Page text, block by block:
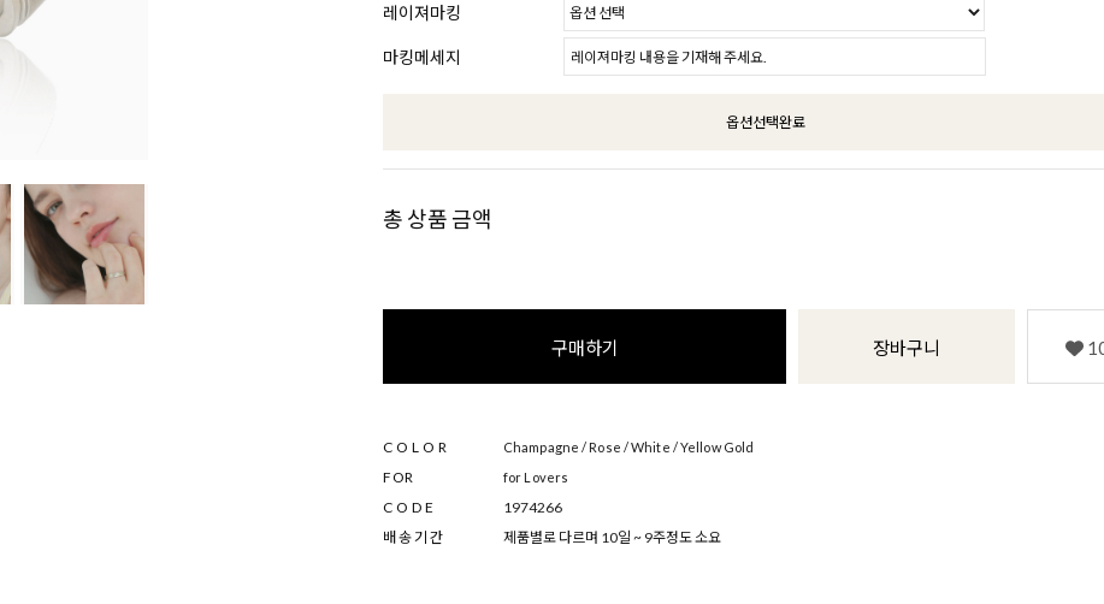
레이져마킹
마킹메세지
옵션선택완료
총 상품 금액
구매하기 장바구니
COLOR Champagne / Rose / White / Yellow Gold
FOR for Lovers
CODE
1974266
배 송 기 간
제품별로 다르며 10일 ~ 9주정도 소요